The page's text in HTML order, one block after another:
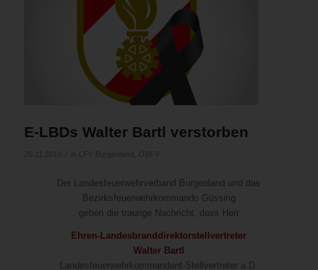
E-LBDs Walter Bartl verstorben
Der Landesfeuerwehrverband Burgenland und das
Bezirksfeuerwehrkommando Güssing
geben die traurige Nachricht, dass Herr
Ehren-Landesbranddirektorstellvertreter
Walter Bartl
Landesfeuerwehrkommandant-Stellvertreter a.D.